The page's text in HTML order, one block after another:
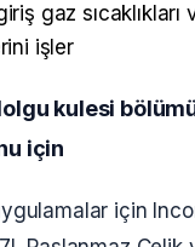
gaz sıcaklıkları
işler
kulesi
için
için